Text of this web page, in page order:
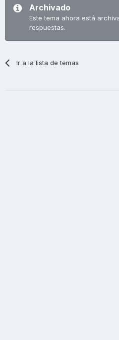
Archivado
Este tema ahora está
respuestas.
Ir a la lista de temas